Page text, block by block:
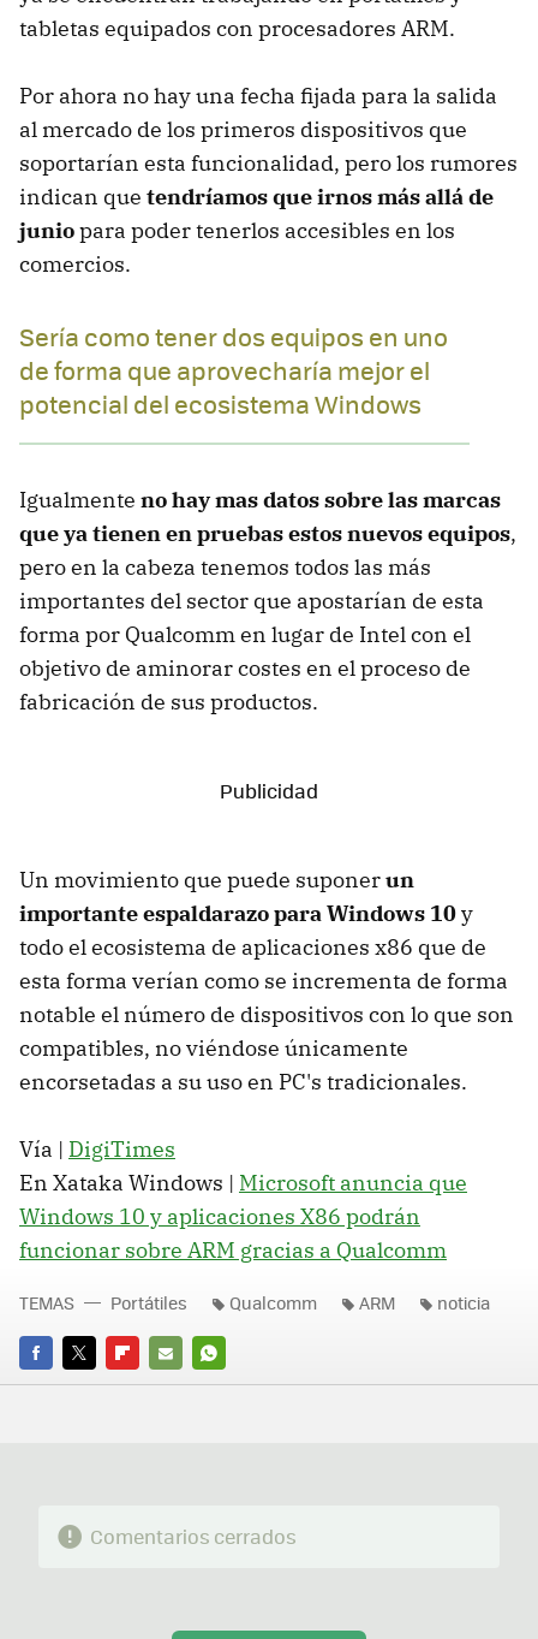
tabletas equipados con procesadores ARM.
Por ahora no hay una fecha fijada para la salida
al mercado de los primeros dispositivos que
soportarían esta funcionalidad, pero los rumores
indican que tendríamos que irnos más allá de
juniopara poder tenerlos accesibles en los
comercios.
Sería como tener dos equipos en uno
de forma que aprovecharía mejor el
potencial del ecosistema Windows
Igualmente no hay mas datos sobre las marcas
que ya tienen en pruebas estos nuevos equipos,
pero en la cabeza tenemos todos las más
importantes del sector que apostarían de esta
forma por Qualcomm en lugar de Intel con el
objetivo de aminorar costes en el proceso de
fabricación de sus productos.
Un movimiento que puede suponerun
importante espaldarazo para Windows 10y
todo el ecosistema de aplicaciones x86 que de
esta forma verían como se incrementa de forma
notable el número de dispositivos con lo que son
compatibles, no viéndose únicamente
encorsetadas a su uso en PC's tradicionales.
Vía | DigiTimes
En Xataka Windows | Microsoft anuncia que
Windows 10 y aplicaciones X86 podrán
funcionar sobre ARM gracias a Qualcomm
FACEBOOK
TWITTERFLIPBOARD
E-
WHATSAPP
TEMAS Portátiles Qualcomm ARM noticia
Comentarios cerrados